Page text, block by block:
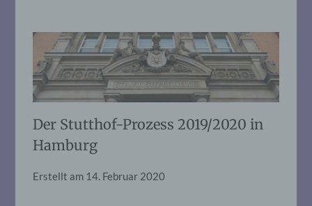
Der Stutthof-Prozess 2019/2020 in
Hamburg
Erstellt am 14. Februar 2020